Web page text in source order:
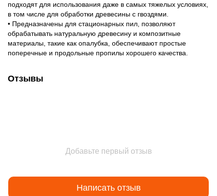
подходят для использования даже в самых тяжелых условиях,
в том числе для обработки древесины с гвоздями.
• Предназначены для стационарных пил, позволяют
обрабатывать натуральную древесину и композитные
материалы, такие как опалубка, обеспечивают простые
поперечные и продольные пропилы хорошего качества.
Отзывы
Добавьте первый отзыв
Написать отзыв